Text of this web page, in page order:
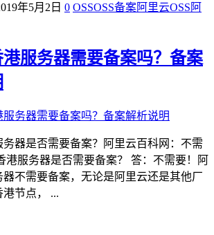
年5月2日 0 OSSOSS备案阿里云OSS 阿
港服务器需要备案吗？备案
务器是否需要备案？阿里云百科网：不需
港服务器是否需要备案？ 答：不需要！阿
器不需要备案，无论是阿里云还是其他厂
节点， ...